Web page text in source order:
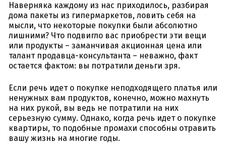
Наверняка каждому из нас приходилось, разбирая
дома пакеты из гипермаркетов, ловить себя на
мысли, что некоторые покупки были абсолютно
лишними? Что подвигло вас приобрести эти вещи
или продукты – заманчивая акционная цена или
талант продавца-консультанта – неважно, факт
остается фактом: вы потратили деньги зря.
Если речь идет о покупке неподходящего платья или
ненужных вам продуктов, конечно, можно махнуть
на них рукой, вы ведь не потратили на них
серьезную сумму. Однако, когда речь идет о покупке
квартиры, то подобные промахи способны отравить
вашу жизнь на многие годы.